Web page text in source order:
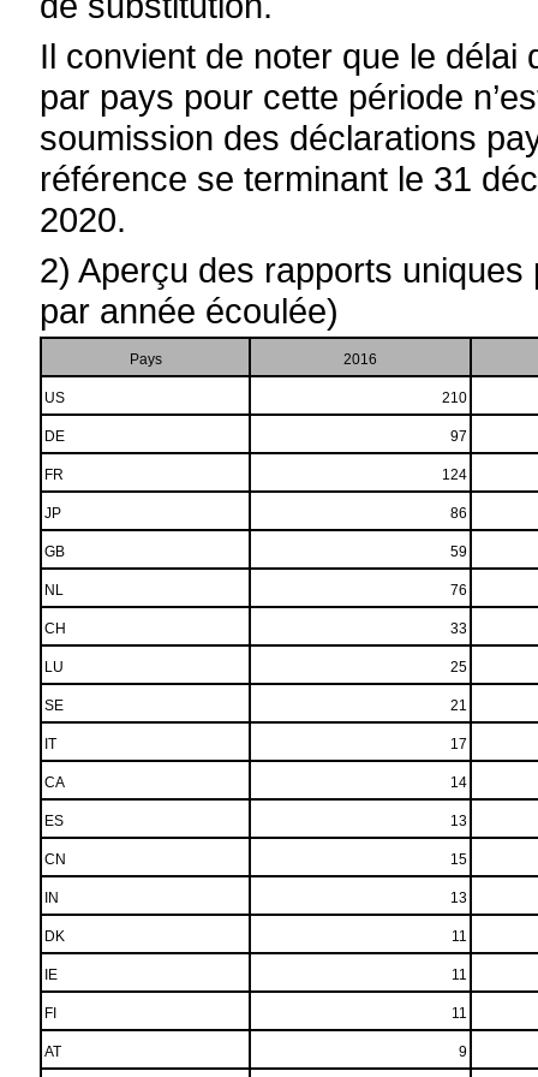
Il convient de noter que le
par pays pour cette période
soumission des déclarations
référence se terminant le 31
2020.
2) Aperçu des rapports
par année écoulée)
Pays 2016
US 210
DE 97
FR 124
JP 86
GB 59
NL 76
CH 33
LU 25
SE 21
IT 17
CA 14
ES 13
CN 15
IN 13
DK 11
IE 11
FI 11
AT 9